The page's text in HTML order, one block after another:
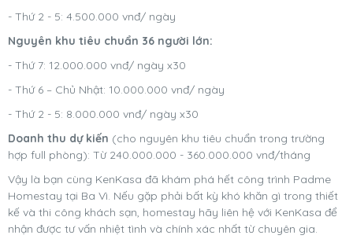
- Thứ 2 - 5: 4.500.000 vnđ/ ngày
Nguyên khu tiêu chuẩn 36 người lớn:
- Thứ 7: 12.000.000 vnđ/ ngày x30
- Thứ 6 – Chủ Nhật: 10.000.000 vnđ/ ngày
- Thứ 2 - 5: 8.000.000 vnđ/ ngày x30
Doanh thu dự kiến (cho nguyên khu tiêu chuẩn trong trường
hợp full phòng): Từ 240.000.000 - 360.000.000 vnđ/tháng
Vậy là bạn cùng KenKasa đã khám phá hết công trình Padme
Homestay tại Ba Vì. Nếu gặp phải bất kỳ khó khăn gì trong thiết
kế và thi công khách sạn, homestay hãy liên hệ với KenKasa để
nhận được tư vấn nhiệt tình và chính xác nhất từ chuyên gia.